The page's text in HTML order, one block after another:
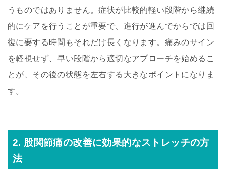
うものではありません。症状が比較的軽い段階から継続
的にケアを行うことが重要で、進行が進んでからでは回
復に要する時間もそれだけ長くなります。痛みのサイン
を軽視せず、早い段階から適切なアプローチを始めるこ
とが、その後の状態を左右する大きなポイントになりま
す。
2. 股関節痛の改善に効果的なストレッチの方
法